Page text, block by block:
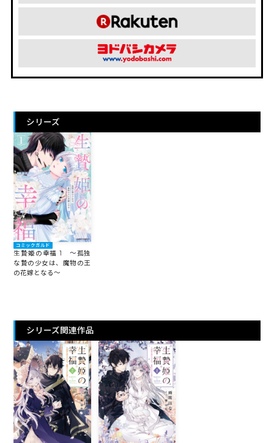
シリーズ
コミックガルド
生贄姫の幸福 1 ～孤独
な贄の少女は、魔物の王
の花嫁となる～
シリーズ関連作品